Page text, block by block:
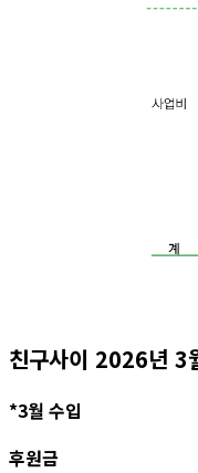
친구사이 2026년 3
*3월 수입
후원금